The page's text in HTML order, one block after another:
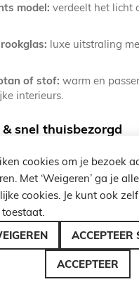
model: verdeelt het licht
luxe uitstraling
of stof: warm en
interieurs.
snel thuisbezorgd
Lampenzo? Dan profiteert u
vanaf €49 in
, vaak uit eigen
garantie
cookies om je bezoek
Met ‘Weigeren’ ga je
cookies. Je kunt ook
ACCEPTEER
ACCEPTEER